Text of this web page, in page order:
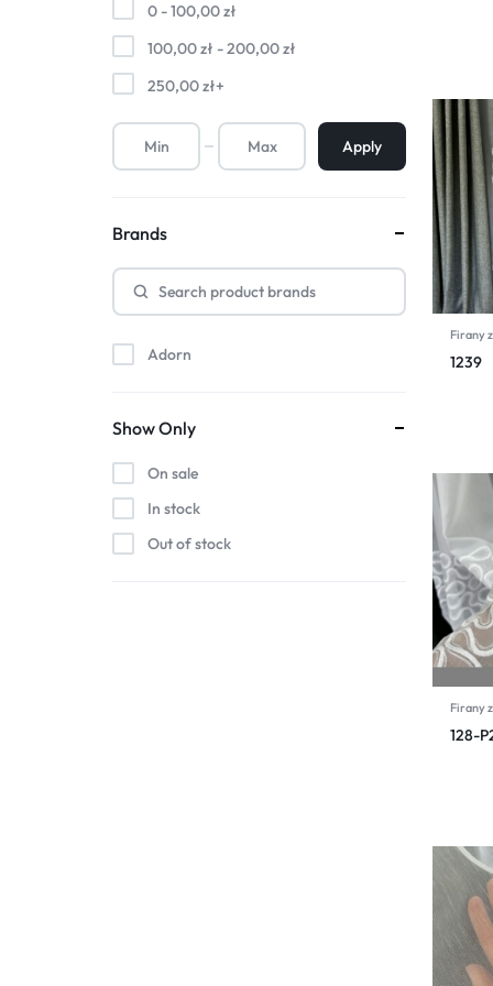
Firany
1239
Firany
128-
0 -100,00zł
100,00zł -200,00zł
250,00zł+
Apply
Brands
Adorn
Show Only
On sale
In stock
Out of stock